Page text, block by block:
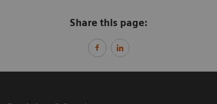
Share this page: